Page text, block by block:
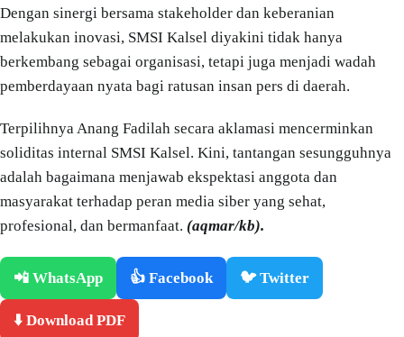
Dengan sinergi bersama stakeholder dan keberanian
melakukan inovasi, SMSI Kalsel diyakini tidak hanya
berkembang sebagai organisasi, tetapi juga menjadi wadah
pemberdayaan nyata bagi ratusan insan pers di daerah.
Terpilihnya Anang Fadilah secara aklamasi mencerminkan
soliditas internal SMSI Kalsel. Kini, tantangan sesungguhnya
adalah bagaimana menjawab ekspektasi anggota dan
masyarakat terhadap peran media siber yang sehat,
profesional, dan bermanfaat. (aqmar/kb).
📲 WhatsApp 👍 Facebook 🐦 Twitter
⬇️ Download PDF